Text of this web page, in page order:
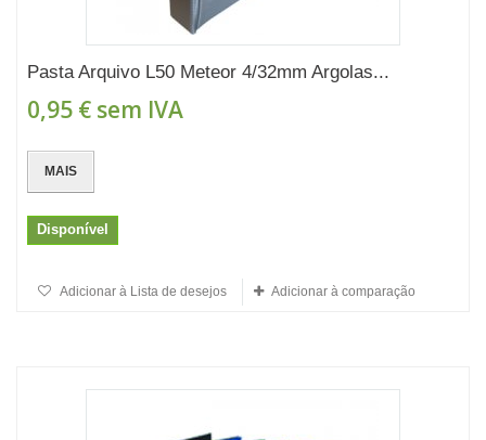
Pasta Arquivo L50 Meteor 4/32mm Argolas...
0,95 € sem IVA
MAIS
Disponível
Adicionar à Lista de desejos Adicionar à comparação